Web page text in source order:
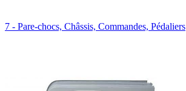
7 - Pare-chocs, Châssis, Commandes, Pédaliers